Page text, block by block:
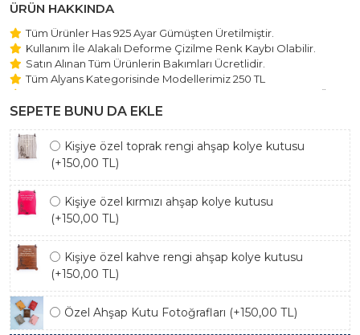
ÜRÜN HAKKINDA
Tüm Ürünler Has 925 Ayar Gümüşten Üretilmiştir.
Kullanım İle Alakalı Deforme Çizilme Renk Kaybı Olabilir.
Satın Alınan Tüm Ürünlerin Bakımları Ücretlidir.
Tüm Alyans Kategorisinde Modellerimiz 250 TL
Beştaş Tektaş Kolye ve Bileklik Modellerimiz 150 TL Sabit Ücret
ile Hareket Edilmektedir.
SEPETE BUNU DA EKLE
Kişiye özel toprak rengi ahşap kolye kutusu
(+150,00 TL)
Kişiye özel kırmızı ahşap kolye kutusu
(+150,00 TL)
Kişiye özel kahve rengi ahşap kolye kutusu
(+150,00 TL)
Özel Ahşap Kutu Fotoğrafları (+150,00 TL)